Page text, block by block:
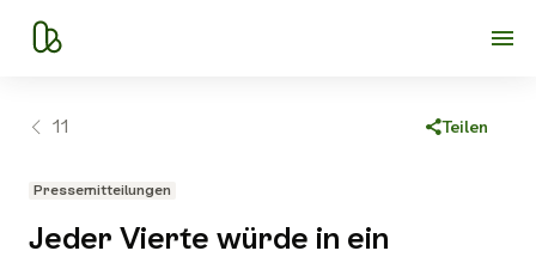
11 Teilen
Pressemitteilungen
Jeder Vierte würde in ein